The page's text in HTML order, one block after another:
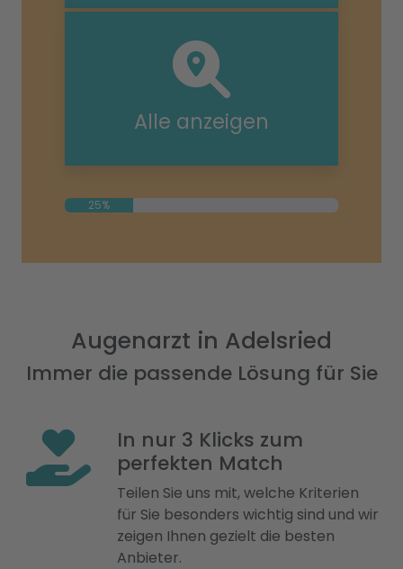
Alle anzeigen
25%
Augenarzt in Adelsried
Immer die passende Lösung für Sie
In nur 3 Klicks zum
perfekten Match
Teilen Sie uns mit, welche Kriterien
für Sie besonders wichtig sind und wir
zeigen Ihnen gezielt die besten
Anbieter.